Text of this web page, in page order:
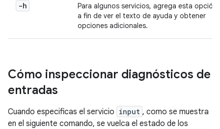
-h
Para algunos servicios, agrega esta opción
a fin de ver el texto de ayuda y obtener
opciones adicionales.
Cómo inspeccionar diagnósticos de
entradas
Cuando especificas el servicio input , como se muestra
en el siguiente comando, se vuelca el estado de los